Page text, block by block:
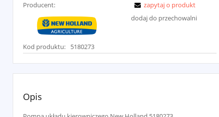
Producent:
Kod produktu: 5180273
zapytaj o produkt
dodaj do przechowalni
Opis